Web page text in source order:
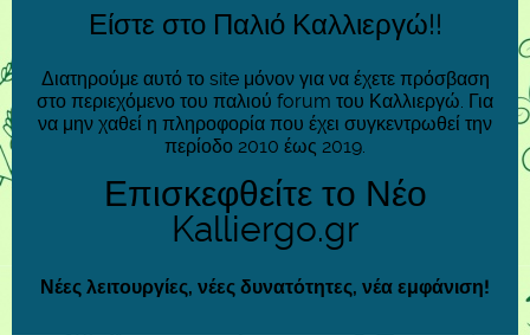
Είστε στο Παλιό Καλλιεργώ!!
Διατηρούμε αυτό το site μόνον για να έχετε πρόσβαση
στο περιεχόμενο του παλιού forum του Καλλιεργώ. Για
να μην χαθεί η πληροφορία που έχει συγκεντρωθεί την
περίοδο 2010 έως 2019.
Επισκεφθείτε το Νέο
Kalliergo.gr
Νέες λειτουργίες, νέες δυνατότητες, νέα εμφάνιση!